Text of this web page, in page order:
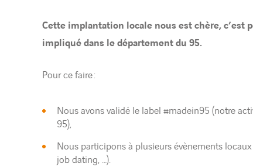
Cette implantation locale nous est chère, c’est
impliqué dans le département du 95.
Pour ce faire :
Nous avons validé le label #madein95 (notre
95),
Nous participons à plusieurs évènements
job dating, …).